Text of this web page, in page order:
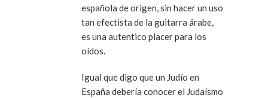
española de origen, sin hacer un uso
tan efectista de la guitarra árabe,
es una autentico placer para los
oídos.
Igual que digo que un Judío en
España debería conocer el Judaísmo